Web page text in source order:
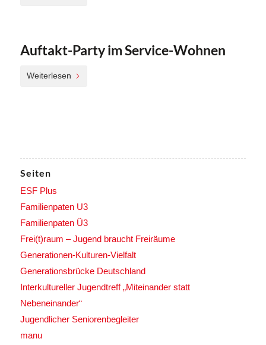
Auftakt-Party im Service-Wohnen
Weiterlesen
Seiten
ESF Plus
Familienpaten U3
Familienpaten Ü3
Frei(t)raum – Jugend braucht Freiräume
Generationen-Kulturen-Vielfalt
Generationsbrücke Deutschland
Interkultureller Jugendtreff „Miteinander statt
Nebeneinander“
Jugendlicher Seniorenbegleiter
manu